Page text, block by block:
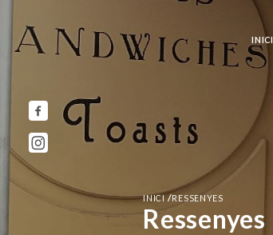
INICI
INICI /RESSENYES
Ressenyes